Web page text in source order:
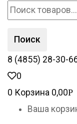
Поиск
8 (4855) 28-30-
0
0 Корзина 0,00Р
Ваша